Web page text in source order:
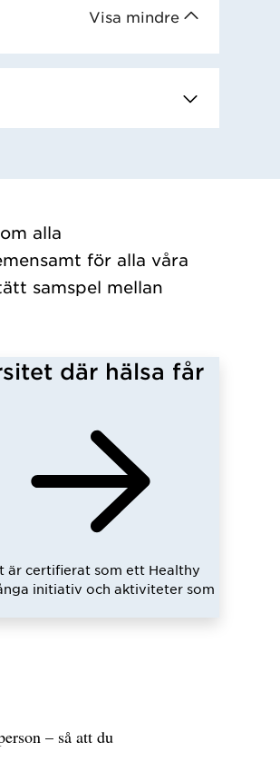
Visa mindre
alla
för alla våra
samspel mellan
där hälsa får
är certifierat som ett Healthy
initiativ och aktiviteter som
– så att du